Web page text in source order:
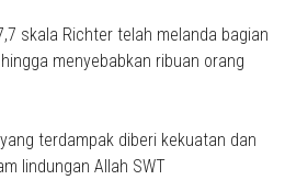
skala Richter telah melanda bagian
menyebabkan ribuan orang
terdampak diberi kekuatan dan
lindungan Allah SWT